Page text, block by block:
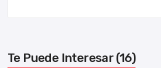
Te Puede Interesar (16)